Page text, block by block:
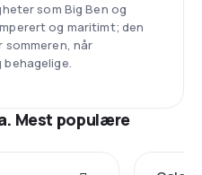
som Big Ben og
og maritimt; den
når
Mest populære